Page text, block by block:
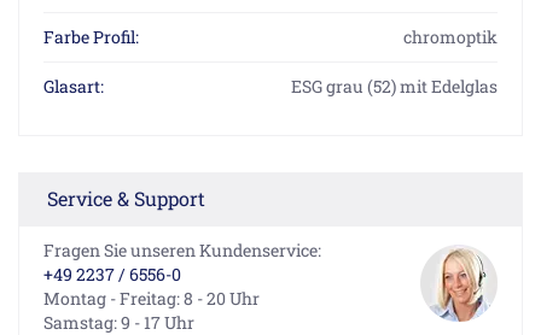
Farbe Profil: chromoptik
Glasart: ESG grau (52) mit Edelglas
Service & Support
Fragen Sie unseren Kundenservice:
+49 2237 / 6556-0
Montag - Freitag: 8 - 20 Uhr
Samstag: 9 - 17 Uhr